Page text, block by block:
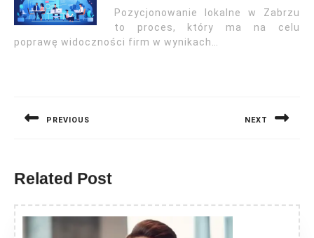
Pozycjonowanie lokalne w Zabrzu
to proces, który ma na celu
poprawę widoczności firm w wynikach…
PREVIOUS NEXT
Related Post